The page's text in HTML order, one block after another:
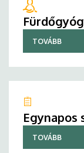
TOVÁBB
Egynapos
TOVÁBB